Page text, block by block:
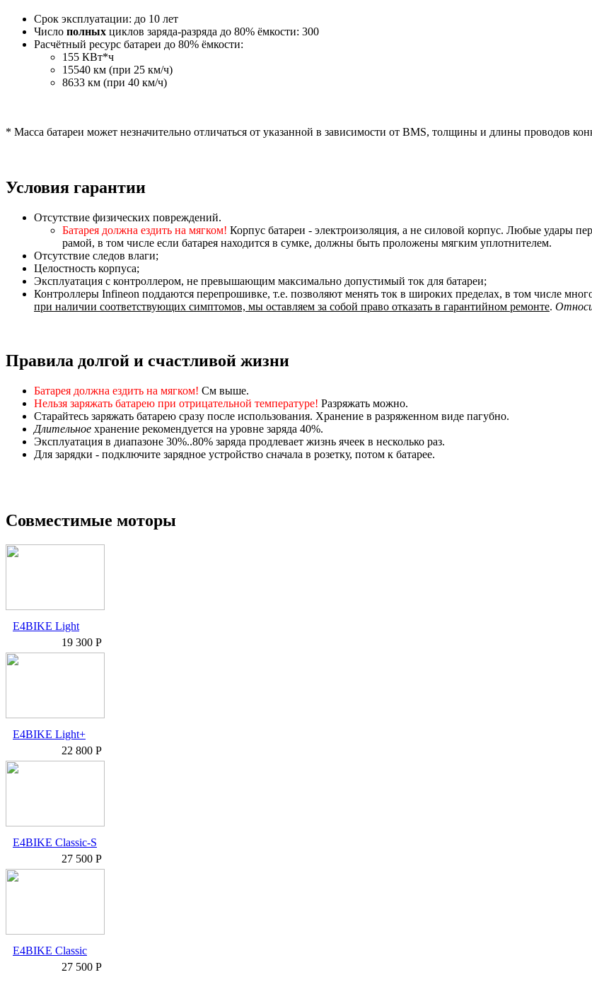
Срок эксплуатации: до 10 лет
Число полных циклов заряда-разряда до 80% ёмкости: 300
Расчётный ресурс батареи до 80% ёмкости:
155 КВт*ч
15540 км (при 25 км/ч)
8633 км (при 40 км/ч)
* Масса батареи может незначительно отличаться от указанной в зависимости от BMS, толщины и длины проводов
Условия гарантии
Отсутствие физических повреждений.
Батарея должна ездить на мягком! Корпус батареи - электроизоляция, а не силовой корпус. Любые удары
рамой, в том числе если батарея находится в сумке, должны быть проложены мягким уплотнителем.
Отсутствие следов влаги;
Целостность корпуса;
Эксплуатация с контроллером, не превышающим максимально допустимый ток для батареи;
Контроллеры Infineon поддаются перепрошивке, т.е. позволяют менять ток в широких пределах, в том числе
при наличии соответствующих симптомов, мы оставляем за собой право отказать в гарантийном ремонте.
Правила долгой и счастливой жизни
Батарея должна ездить на мягком! См выше.
Нельзя заряжать батарею при отрицательной температуре! Разряжать можно.
Старайтесь заряжать батарею сразу после использования. Хранение в разряженном виде пагубно.
Длительное хранение рекомендуется на уровне заряда 40%.
Эксплуатация в диапазоне 30%..80% заряда продлевает жизнь ячеек в несколько раз.
Для зарядки - подключите зарядное устройство сначала в розетку, потом к батарее.
Совместимые моторы
E4BIKE Light
19 300 Р
E4BIKE Light+
22 800 Р
E4BIKE Classic-S
27 500 Р
E4BIKE Classic
27 500 Р